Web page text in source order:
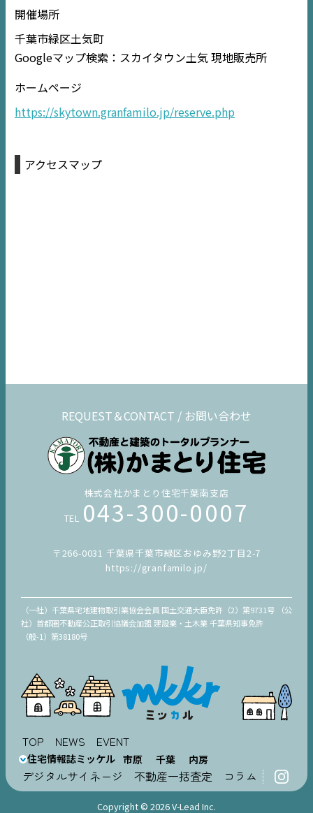
デジタルサイネージ
開催場所
千葉市緑区土気町
Googleマップ検索：スカイタウン土気 現地販売所
ホームページ
https://skytown.granfamilo.jp/reserve.php
アクセスマップ
REQUEST＆CONTACT / お問い合わせ
株式会社かまとり住宅千葉南支店
TEL 043-300-0007
〒266-0031 千葉県千葉市緑区おゆみ野2丁目2-7
https://granfamilo.jp/
（一社）千葉県宅地建物取引業協会会員 国土交通大臣免許（2）第9731号 （公
社）首都圏不動産公正取引協議会加盟 建設業・土木業 千葉県知事免許
（般-1）第38180号
TOP NEWS EVENT
住宅情報誌ミッケル 市原 千葉 内房
デジタルサイネージ 不動産一括査定 コラム
Copyright © 2026 V-Lead Inc.